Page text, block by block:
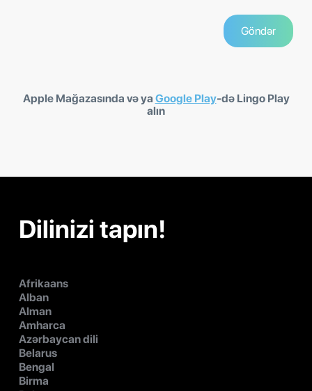
Apple Mağazasında və ya Google Play-də Lingo Play
alın
Dilinizi tapın!
Afrikaans
Alban
Alman
Amharca
Azərbaycan dili
Belarus
Bengal
Birma